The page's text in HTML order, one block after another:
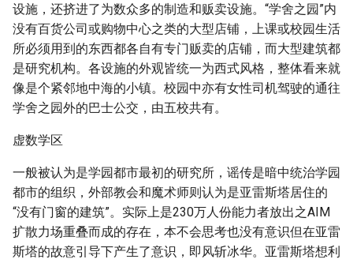
设施，还挤进了为数众多的制造和贩卖设施。“学舍之园”内
没有百货公司或购物中心之类的大型店铺，上课或校园生活
所必须用到的东西都各自有专门贩卖的店铺，而大型建筑都
是研究机构。各设施的外观皆统一为西式风格，整体看来就
像是个紧邻地中海的小镇。校园中亦有女性司机驾驶的通往
学舍之园外的巴士公交，由五校共有。
虚数学区
一般被认为是学园都市最初的研究所，谣传是暗中统治学园
都市的组织，外部教会和魔术师则认为是亚雷斯塔居住的
“没有门窗的建筑”。实际上是230万人份能力者放出之AIM
扩散力场重叠而成的存在，本不会思考也没有意识但在亚雷
斯塔的故意引导下产生了意识，即风斩冰华。亚雷斯塔想利